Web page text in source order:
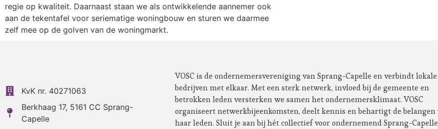
regie op kwaliteit. Daarnaast staan we als ontwikkelende aannemer ook
aan de tekentafel voor seriematige woningbouw en sturen we daarmee
zelf mee op de golven van de woningmarkt.
KvK nr. 40271063
Berkhaag 17, 5161 CC Sprang-
Capelle
VOSC is de ondernemersvereniging van Sprang-Capelle en verbindt lokale
bedrijven met elkaar. Met een sterk netwerk, invloed bij de gemeente en
betrokken leden versterken we samen het ondernemersklimaat. VOSC
organiseert netwerkbijeenkomsten, deelt kennis en behartigt de belangen
haar leden. Sluit je aan bij hét collectief voor ondernemend Sprang-